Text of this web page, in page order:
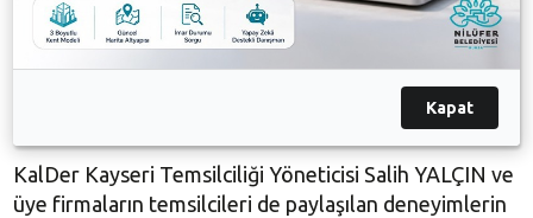
kullanarak hedefi yakalayabiliriz. Bu siteme geçişte
yılmadan, usanmadan kararlı şekilde hedefe ulaşmak
için direnç göstermeniz gerekir” diye konuştu.
KalDer Kayseri Temsilciliği Yöneticisi Salih YALÇIN ve
üye firmaların temsilcileri de paylaşılan deneyimlerin
Kapat